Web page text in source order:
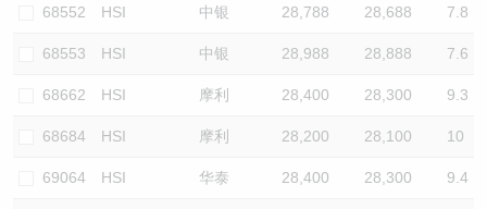
68552 HSI 中银 28,788 28,688 7.8
68553 HSI 中银 28,988 28,888 7.6
68662 HSI 摩利 28,400 28,300 9.3
68684 HSI 摩利 28,200 28,100 10
69064 HSI 华泰 28,400 28,300 9.4